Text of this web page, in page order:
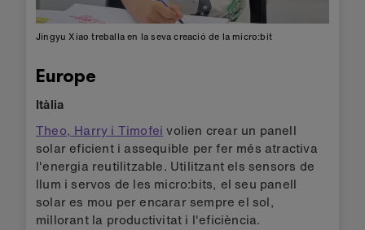
Jingyu Xiao treballa en la seva creació de la micro:bit
Europe
Itàlia
Theo, Harry i Timofei volien crear un panell
solar eficient i assequible per fer més atractiva
l'energia reutilitzable. Utilitzant els sensors de
llum i servos de les micro:bits, el seu panell
solar es mou per encarar sempre el sol,
millorant la productivitat i l'eficiència.